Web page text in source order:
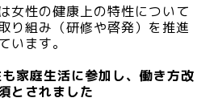
女性の健康上の特性について
り組み（研修や啓発）を推進
います。
庭生活に参加し、働き方改
とされました